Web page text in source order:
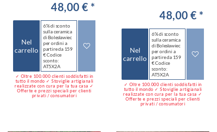
48,00 € *
Nel
carrello
6% di sconto
sulla ceramica
di Bolesławiec
per ordini a
partire da 159
€ Codice
sconto:
AT5X2A
✓ Oltre 100.000 clienti soddisfatti in
tutto il mondo ✓ Stoviglie artigianali
realizzate con cura per la tua casa ✓
Offerte e prezzi speciali per clienti
privati / consumatori
48,00 € *
Nel
carrello
6% di sconto
sulla ceramica
di Bolesławiec
per ordini a
partire da 159
€ Codice
sconto:
AT5X2A
✓ Oltre 100.000 clienti soddisfatti in
tutto il mondo ✓ Stoviglie artigianali
realizzate con cura per la tua casa ✓
Offerte e prezzi speciali per clienti
privati / consumatori